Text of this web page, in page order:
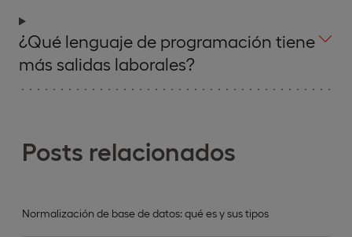
Posts relacionados
Normalización de base de datos: qué es y sus tipos
¿Qué lenguaje de programación tiene
más salidas laborales?